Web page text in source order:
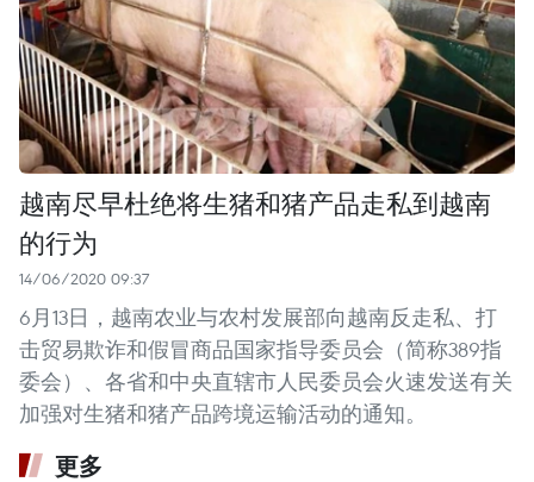
越南尽早杜绝将生猪和猪产品走私到越南
的行为
14/06/2020 09:37
6月13日，越南农业与农村发展部向越南反走私、打
击贸易欺诈和假冒商品国家指导委员会（简称389指
委会）、各省和中央直辖市人民委员会火速发送有关
加强对生猪和猪产品跨境运输活动的通知。
更多